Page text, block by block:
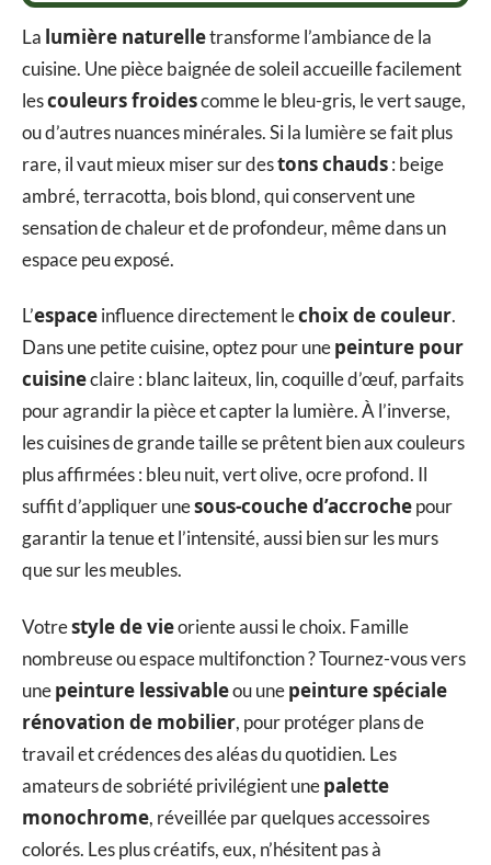
La lumière naturelletransforme l’ambiance de la
cuisine. Une pièce baignée de soleil accueille facilement
lescouleurs froidescomme le bleu-gris, le vert sauge,
ou d’autres nuances minérales. Si la lumière se fait plus
rare, il vaut mieux miser sur destons chauds: beige
ambré, terracotta, bois blond, qui conservent une
sensation de chaleur et de profondeur, même dans un
espace peu exposé.
L’espaceinfluence directement lechoix de couleur.
Dans une petite cuisine, optez pour unepeinture pour
cuisineclaire : blanc laiteux, lin, coquille d’œuf, parfaits
pour agrandir la pièce et capter la lumière. À l’inverse,
les cuisines de grande taille se prêtent bien aux couleurs
plus affirmées : bleu nuit, vert olive, ocre profond. Il
suffit d’appliquer unesous-couche d’accrochepour
garantir la tenue et l’intensité, aussi bien sur les murs
que sur les meubles.
Votrestyle de vieoriente aussi le choix. Famille
nombreuse ou espace multifonction ? Tournez-vous vers
unepeinture lessivableou unepeinture spéciale
rénovation de mobilier, pour protéger plans de
travail et crédences des aléas du quotidien. Les
amateurs de sobriété privilégient unepalette
monochrome, réveillée par quelques accessoires
colorés. Les plus créatifs, eux, n’hésitent pas à